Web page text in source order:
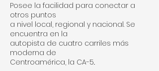
Posee la facilidad para conectar a
otros puntos
a nivel local, regional y nacional. Se
encuentra en la
autopista de cuatro carriles más
moderna de
Centroamérica, la CA-5..